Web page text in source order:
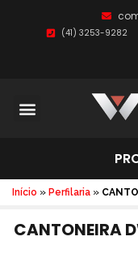
(41) 3253-9282
Início » Perfilaria »
CANTONEIRA